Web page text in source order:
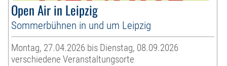
Open Air in Leipzig
Sommerbühnen in und um Leipzig
Montag, 27.04.2026 bis Dienstag, 08.09.2026
verschiedene Veranstaltungsorte